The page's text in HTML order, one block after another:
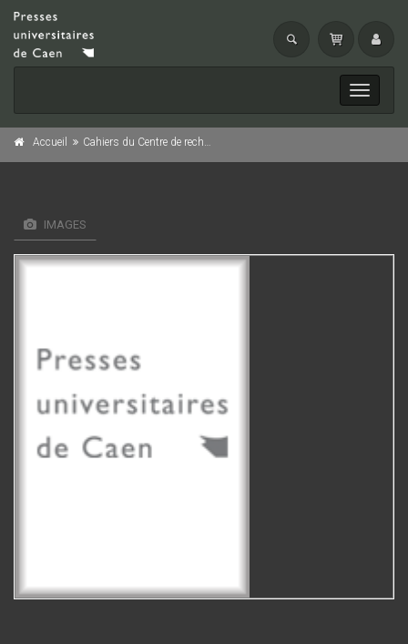
Toggle
Accueil Cahiers du Centre de recherches sur l'évolution de la vie rurale, n° 14/1991
IMAGES